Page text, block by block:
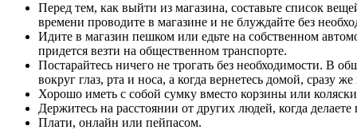
Перед тем, как выйти из магазина, составьте список
времени проводите в магазине и не блуждайте без
Идите в магазин пешком или едьте на собственном
придется везти на общественном транспорте.
Постарайтесь ничего не трогать без необходимости. В
вокруг глаз, рта и носа, а когда вернетесь домой, сразу
Хорошо иметь с собой сумку вместо корзины или
Держитесь на расстоянии от других людей, когда
Плати, онлайн или пейпасом.